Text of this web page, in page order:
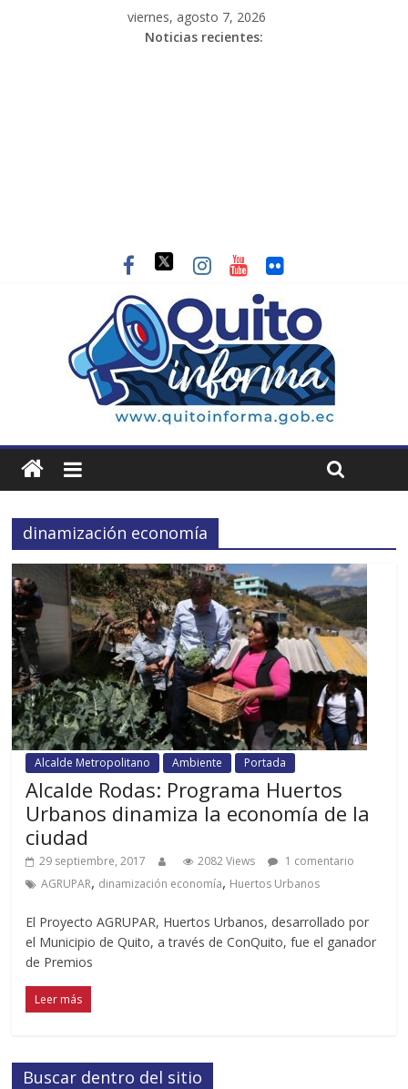
viernes, agosto 7, 2026
Noticias recientes:
dinamización economía
Alcalde Metropolitano Ambiente Portada
Alcalde Rodas: Programa Huertos
Urbanos dinamiza la economía de la
ciudad
29 septiembre, 2017 2082 Views
1 comentario
AGRUPAR, dinamización economía, Huertos Urbanos
El Proyecto AGRUPAR, Huertos Urbanos, desarrollado por
el Municipio de Quito, a través de ConQuito, fue el ganador
de Premios
Leer más
Buscar dentro del sitio